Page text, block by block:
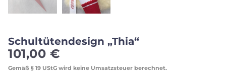
Schultütendesign „Thia“
101,00 €
Gemäß § 19 UStG wird keine Umsatzsteuer berechnet.